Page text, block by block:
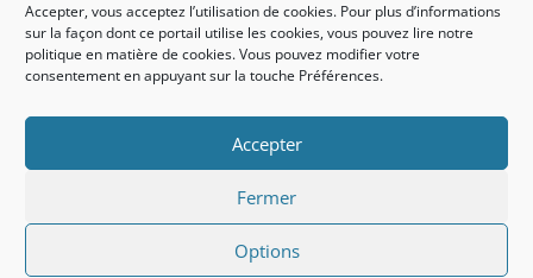
Accepter, vous acceptez l’utilisation de cookies. Pour plus d’informations
sur la façon dont ce portail utilise les cookies, vous pouvez lire notre
politique en matière de cookies. Vous pouvez modifier votre
consentement en appuyant sur la touche Préférences.
Accepter
Fermer
Options
Legal:
Privacy policy
UNI EN ISO 14001: 2015